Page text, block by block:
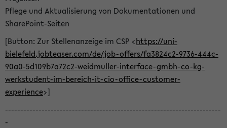
Pflege und Aktualisierung von Dokumentationen und
SharePoint-Seiten
[Button: Zur Stellenanzeige im CSP <https://uni-
bielefeld.jobteaser.com/de/job-offers/fa3824c2-9736-444c-
90a0-5d109b7a72c2-weidmuller-interface-gmbh-co-kg-
werkstudent-im-bereich-it-cio-office-customer-
experience>]
-----------------------------------------------------------------------
-